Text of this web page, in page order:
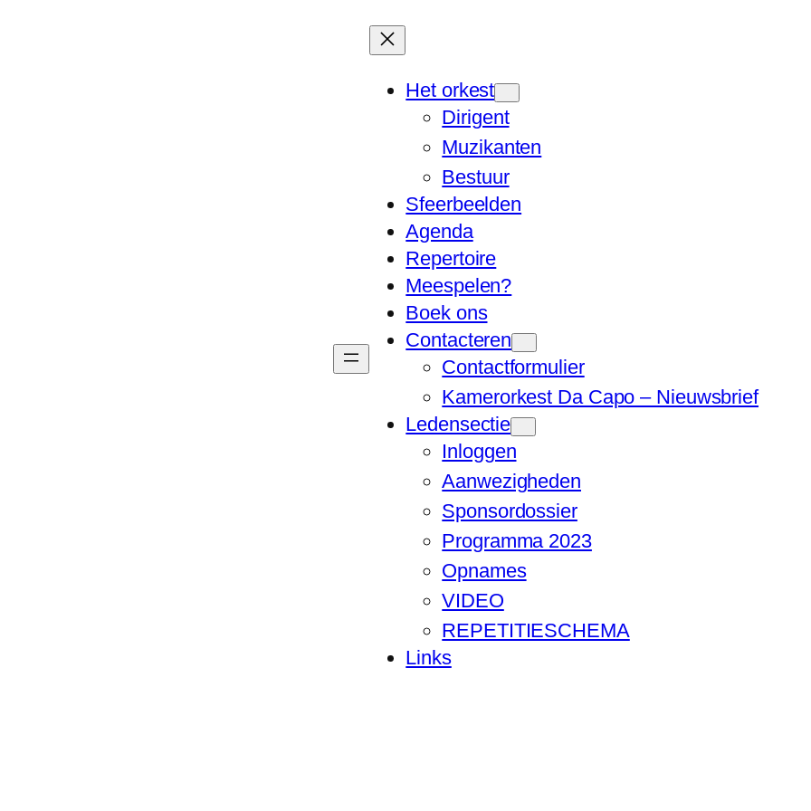
Het orkest
Dirigent
Muzikanten
Bestuur
Sfeerbeelden
Agenda
Repertoire
Meespelen?
Boek ons
Contacteren
Contactformulier
Kamerorkest Da Capo – Nieuwsbrief
Ledensectie
Inloggen
Aanwezigheden
Sponsordossier
Programma 2023
Opnames
VIDEO
REPETITIESCHEMA
Links